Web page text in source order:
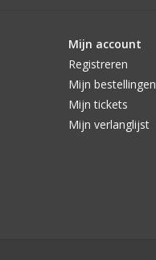
Mijn account
Registreren
Mijn bestellingen
Mijn tickets
Mijn verlanglijst